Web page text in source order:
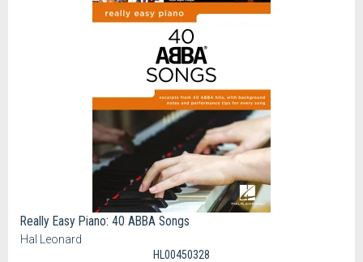
Really Easy Piano: 40 ABBA Songs
Hal Leonard
HL00450328